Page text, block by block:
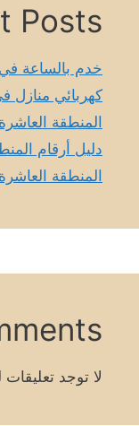
Posts
خدم بالساعة
كهربائي منازل
المنطقة العاشرة
دليل أرقام
المنطقة العاشرة
لا توجد